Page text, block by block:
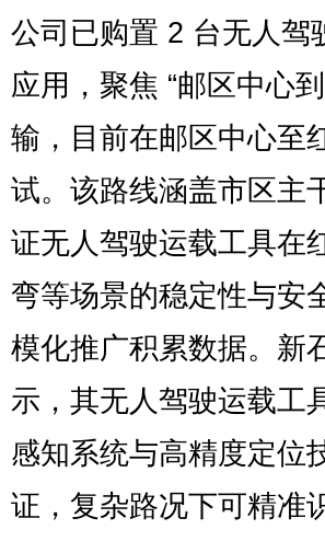
公司已购置 2 台无人驾
应用，聚焦 “邮区中心
输，目前在邮区中心至
试。该路线涵盖市区主
证无人驾驶运载工具在
弯等场景的稳定性与安
模化推广积累数据。新
示，其无人驾驶运载工
感知系统与高精度定位
证，复杂路况下可精准